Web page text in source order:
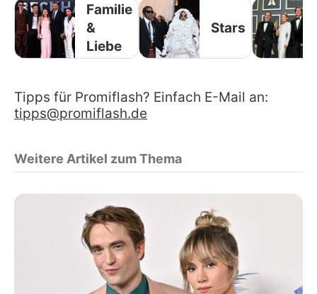
Familie
&
Liebe
Stars
Tipps für Promiflash? Einfach E-Mail an:
tipps@promiflash.de
Weitere Artikel zum Thema